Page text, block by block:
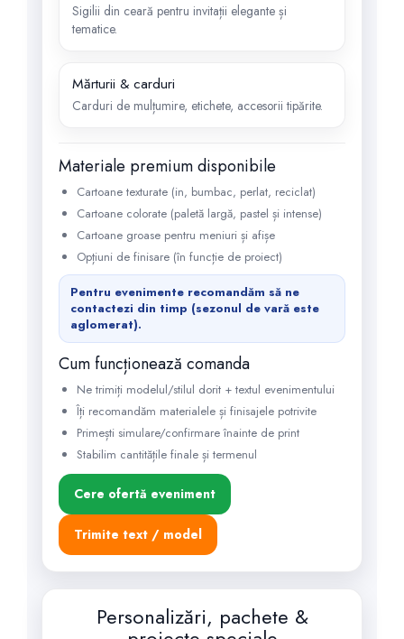
Sigilii din ceară pentru invitații elegante și
tematice.
Mărturii & carduri
Carduri de mulțumire, etichete, accesorii tipărite.
Materiale premium disponibile
Cartoane texturate (in, bumbac, perlat, reciclat)
Cartoane colorate (paletă largă, pastel și intense)
Cartoane groase pentru meniuri și afișe
Opțiuni de finisare (în funcție de proiect)
Pentru evenimente recomandăm să ne
contactezi din timp (sezonul de vară este
aglomerat).
Cum funcționează comanda
Ne trimiți modelul/stilul dorit + textul evenimentului
Îți recomandăm materialele și finisajele potrivite
Primești simulare/confirmare înainte de print
Stabilim cantitățile finale și termenul
Cere ofertă eveniment
Trimite text / model
Personalizări, pachete &